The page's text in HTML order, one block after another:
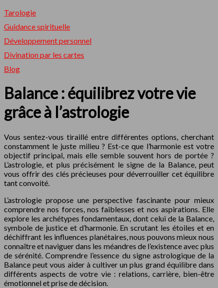
Tarologie
Guidance spirituelle
Développement personnel
Divination par les cartes
Blog
Balance : équilibrez votre vie
grâce à l’astrologie
Vous sentez-vous tiraillé entre différentes options, cherchant
constamment le juste milieu ? Est-ce que l’harmonie est votre
objectif principal, mais elle semble souvent hors de portée ?
L’astrologie, et plus précisément le signe de la Balance, peut
vous offrir des clés précieuses pour déverrouiller cet équilibre
tant convoité.
L’astrologie propose une perspective fascinante pour mieux
comprendre nos forces, nos faiblesses et nos aspirations. Elle
explore les archétypes fondamentaux, dont celui de la Balance,
symbole de justice et d’harmonie. En scrutant les étoiles et en
déchiffrant les influences planétaires, nous pouvons mieux nous
connaître et naviguer dans les méandres de l’existence avec plus
de sérénité. Comprendre l’essence du signe astrologique de la
Balance peut vous aider à cultiver un plus grand équilibre dans
différents aspects de votre vie : relations, carrière, bien-être
émotionnel et prise de décision.